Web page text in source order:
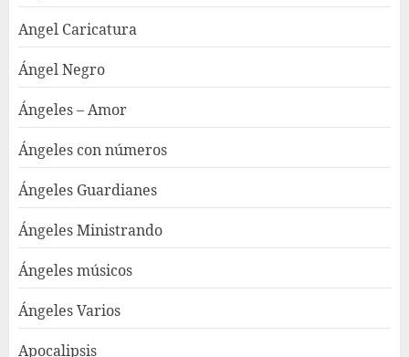
Angel Caricatura
Ángel Negro
Ángeles – Amor
Ángeles con números
Ángeles Guardianes
Ángeles Ministrando
Ángeles músicos
Ángeles Varios
Apocalipsis